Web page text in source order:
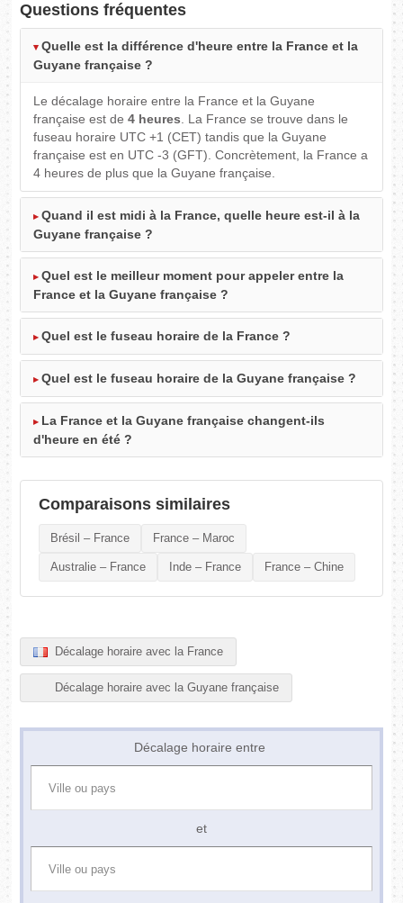
Questions fréquentes
Quelle est la différence d'heure entre la France et la
Guyane française ?
Le décalage horaire entre la France et la Guyane
française est de4 heures. La France se trouve dans le
fuseau horaire UTC +1 (CET) tandis que la Guyane
française est en UTC -3 (GFT). Concrètement, la France a
4 heures de plus que la Guyane française.
Quand il est midi à la France, quelle heure est-il à la
Guyane française ?
Quel est le meilleur moment pour appeler entre la
France et la Guyane française ?
Quel est le fuseau horaire de la France ?
Quel est le fuseau horaire de la Guyane française ?
La France et la Guyane française changent-ils
d'heure en été ?
Comparaisons similaires
Brésil – France France – Maroc
Australie – France Inde – France France – Chine
Décalage horaire avec la France
Décalage horaire avec la Guyane française
Décalage horaire entre
et